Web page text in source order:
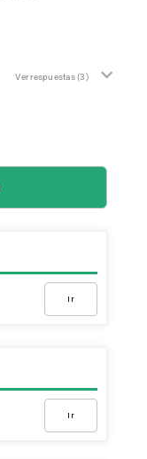
Ver respuestas(3)
Ir
Ir